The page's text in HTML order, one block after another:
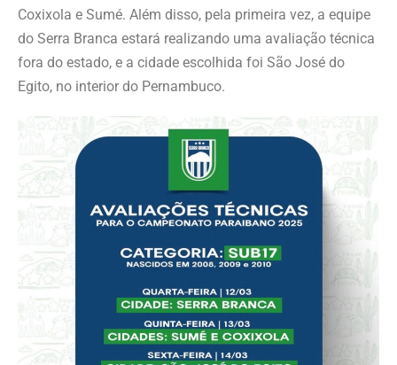
Coxixola e Sumé. Além disso, pela primeira vez, a equipe
do Serra Branca estará realizando uma avaliação técnica
fora do estado, e a cidade escolhida foi São José do
Egito, no interior do Pernambuco.